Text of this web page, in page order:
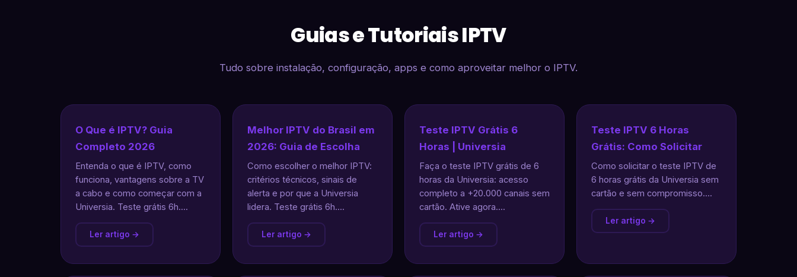
Guias e Tutoriais IPTV
Tudo sobre instalação, configuração, apps e como aproveitar melhor o IPTV.
O Que é IPTV? Guia
Completo 2026
Entenda o que é IPTV, como
funciona, vantagens sobre a TV
a cabo e como começar com a
Universia. Teste grátis 6h....
Ler artigo →
Melhor IPTV do Brasil em
2026: Guia de Escolha
Como escolher o melhor IPTV:
critérios técnicos, sinais de
alerta e por que a Universia
lidera. Teste grátis 6h....
Ler artigo →
Teste IPTV Grátis 6
Horas | Universia
Faça o teste IPTV grátis de 6
horas da Universia: acesso
completo a +20.000 canais sem
cartão. Ative agora....
Ler artigo →
Teste IPTV 6 Horas
Grátis: Como Solicitar
Como solicitar o teste IPTV de
6 horas grátis da Universia sem
cartão e sem compromisso....
Ler artigo →